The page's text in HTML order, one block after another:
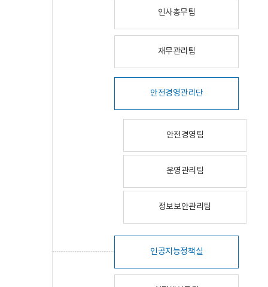
인사총무팀
재무관리팀
안전경영관리단
안전경영팀
운영관리팀
정보보안관리팀
인공지능정책실